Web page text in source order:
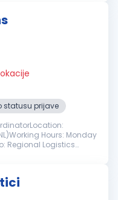
statusu prijave
Hours: Monday
Regional Logistics